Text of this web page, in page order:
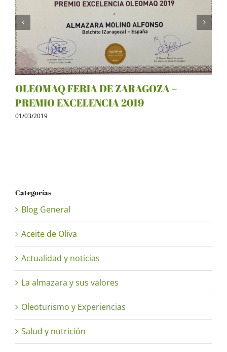
OLEOMAQ FERIA DE ZARAGOZA –
PREMIO EXCELENCIA 2019
01/03/2019
Categorías
Blog General
Aceite de Oliva
Actualidad y noticias
La almazara y sus valores
Oleoturismo y Experiencias
Salud y nutrición